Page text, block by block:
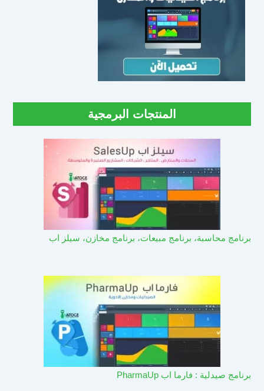
المنتجات البرمجية
برنامج محاسبة، برنامج مبيعات، برنامج مخازن، سيلز اب
برنامج صيدلية : فارما اب PharmaUp​